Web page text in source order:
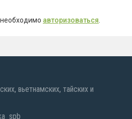
авторизоваться
вьетнамских, тайских и